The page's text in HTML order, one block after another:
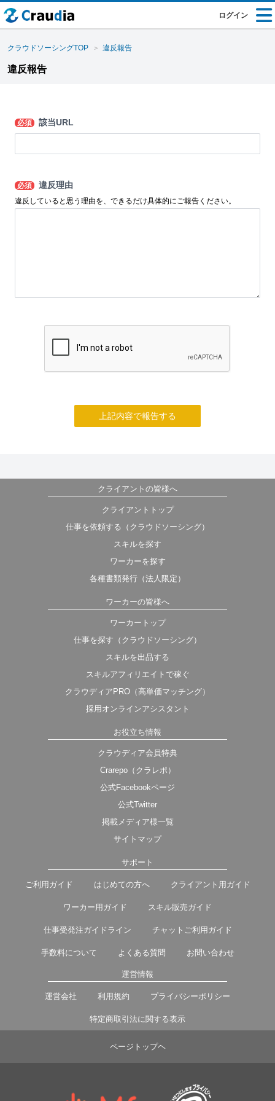
ログイン
クラウドソーシングTOP 違反報告
違反報告
必須 該当URL
必須 違反理由
違反していると思う理由を、できるだけ具体的にご報告ください。
上記内容で報告する
クライアントの皆様へ
クライアントトップ
仕事を依頼する（クラウドソーシング）
スキルを探す
ワーカーを探す
各種書類発行（法人限定）
ワーカーの皆様へ
ワーカートップ
仕事を探す（クラウドソーシング）
スキルを出品する
スキルアフィリエイトで稼ぐ
クラウディアPRO（高単価マッチング）
採用オンラインアシスタント
お役立ち情報
クラウディア会員特典
Crarepo（クラレポ）
公式Facebookページ
公式Twitter
掲載メディア様一覧
サイトマップ
サポート
ご利用ガイド はじめての方へ クライアント用ガイド
ワーカー用ガイド スキル販売ガイド
仕事受発注ガイドライン チャットご利用ガイド
手数料について よくある質問 お問い合わせ
運営情報
運営会社 利用規約 プライバシーポリシー
特定商取引法に関する表示
ページトップヘ